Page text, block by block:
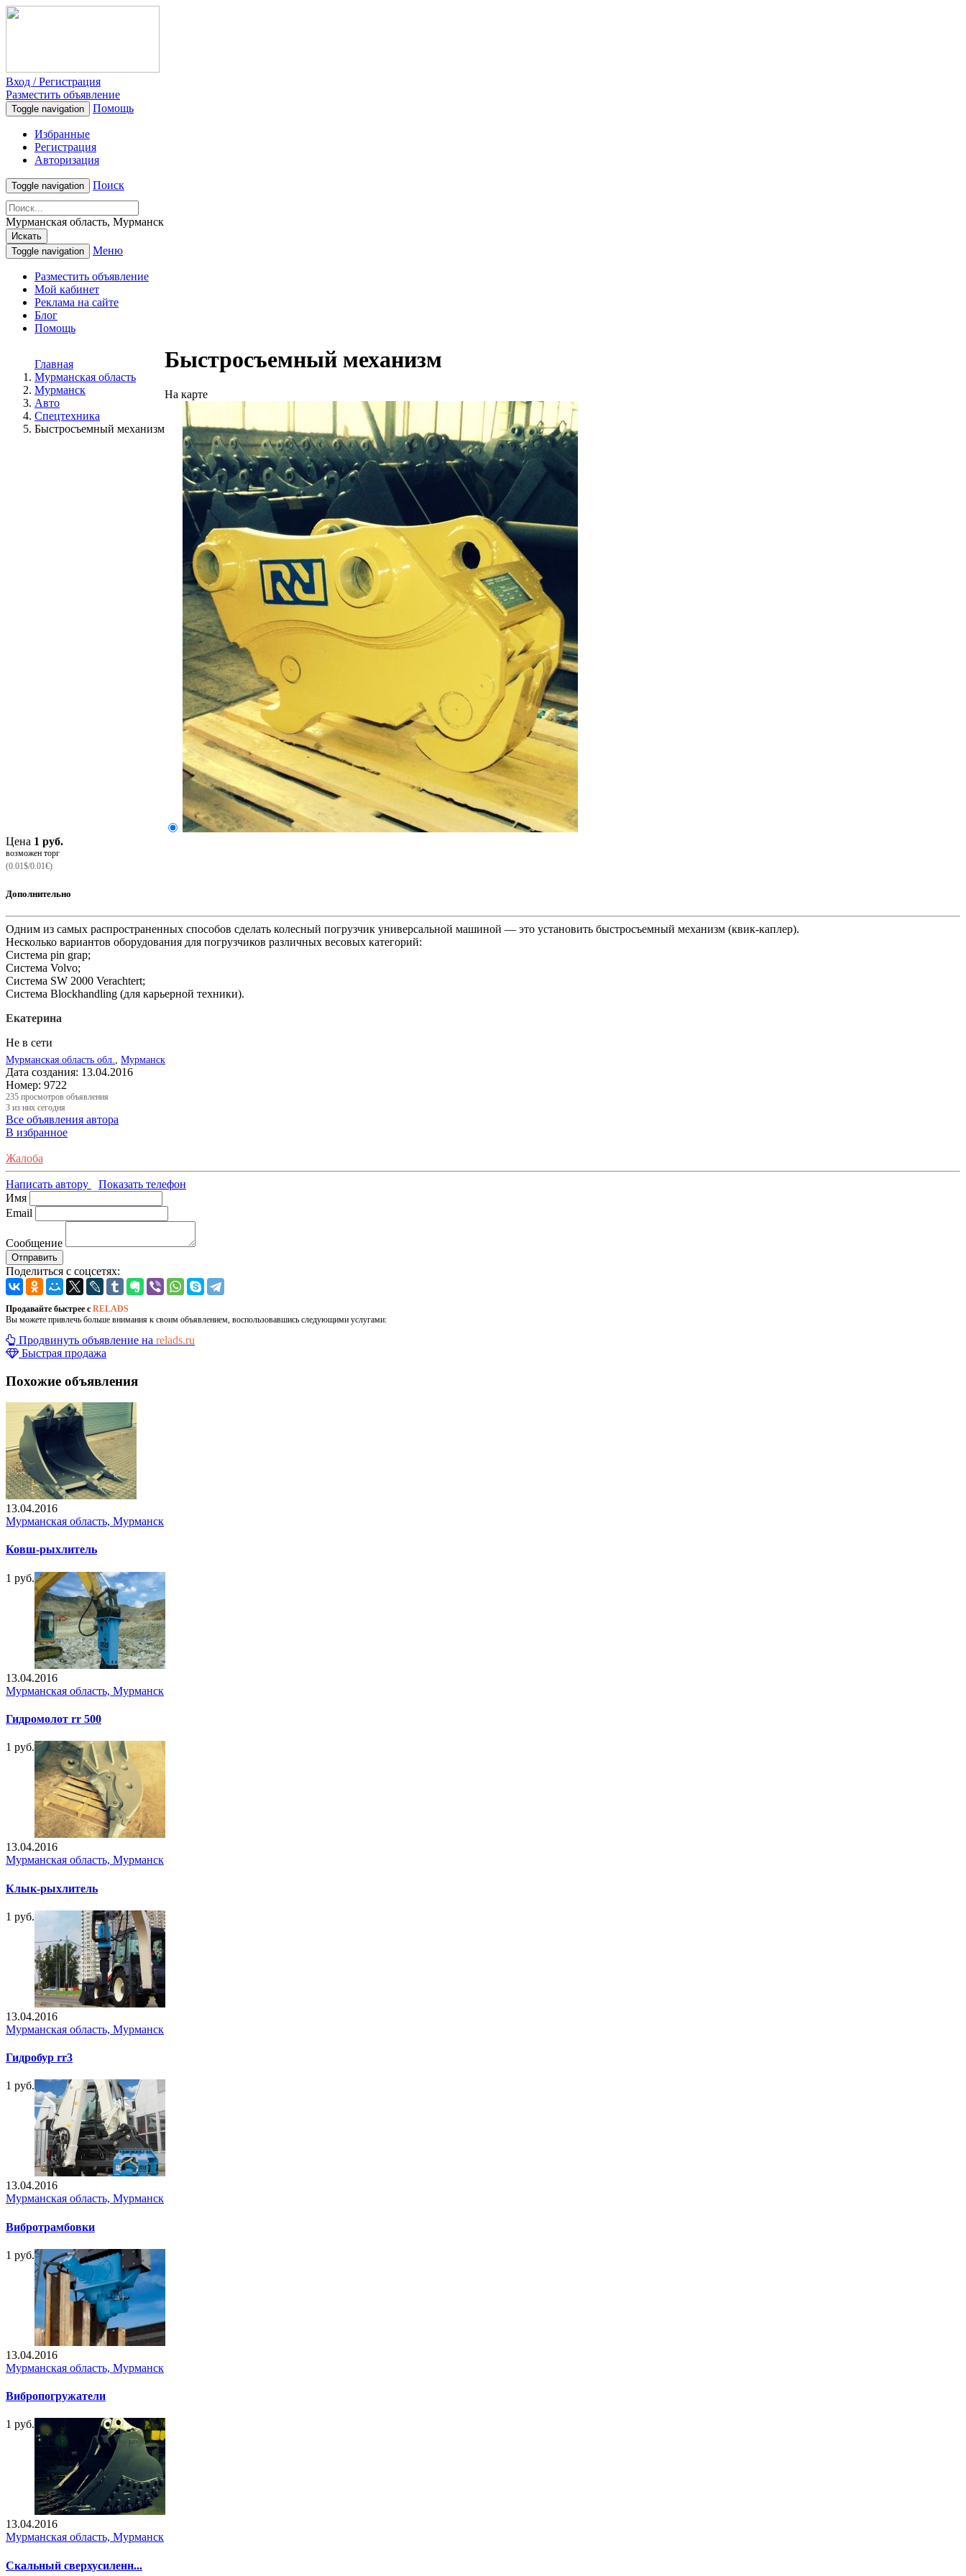
Вход / Регистрация
Разместить объявление
Toggle navigation Помощь
Избранные
Регистрация
Авторизация
Toggle navigation Поиск
Мурманская область, Мурманск
Искать
Toggle navigation
Меню
Разместить объявление
Мой кабинет
Реклама на сайте
Блог
Помощь
Главная
Мурманская область
Мурманск
Авто
Спецтехника
Быстросъемный механизм
Быстросъемный механизм
На карте
Цена 1 руб.
возможен торг
(0.01$/0.01€)
Дополнительно
Одним из самых распространенных способов сделать колесный погрузчик универсальной машиной — это установить быстросъемный механизм (квик-каплер).
Несколько вариантов оборудования для погрузчиков различных весовых категорий:
Система pin grap;
Система Volvo;
Система SW 2000 Verachtert;
Система Blockhandling (для карьерной техники).
Екатерина
Не в сети
Мурманская область обл. Мурманск
Дата создания: 13.04.2016
Номер: 9722
235 просмотров объявления
3 из них сегодня
Все объявления автора
В избранное
Жалоба
Написать автору
Показать телефон
Имя
Email
Сообщение
Отправить
Поделиться с соцсетях:
Продавайте быстрее с RELADS
Вы можете привлечь больше внимания к своим объявлением, воспользовавшись следующими услугами:
Продвинуть объявление на relads.ru
Быстрая продажа
Похожие объявления
13.04.2016
Мурманская область, Мурманск
Ковш-рыхлитель
1 руб.
13.04.2016
Мурманская область, Мурманск
Гидромолот rr 500
1 руб.
13.04.2016
Мурманская область, Мурманск
Клык-рыхлитель
1 руб.
13.04.2016
Мурманская область, Мурманск
Гидробур rr3
1 руб.
13.04.2016
Мурманская область, Мурманск
Вибротрамбовки
1 руб.
13.04.2016
Мурманская область, Мурманск
Вибропогружатели
1 руб.
13.04.2016
Мурманская область, Мурманск
Скальный сверхусиленн...